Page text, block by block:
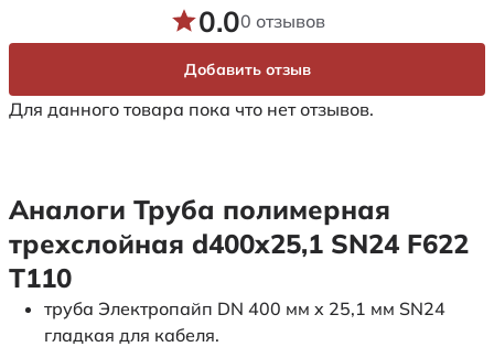
Для данного товара пока что нет отзывов.
0.00 отзывов
Добавить отзыв
Аналоги Труба полимерная
трехслойная d400х25,1 SN24 F622
Т110
труба Электропайп DN 400 мм x 25,1 мм SN24
гладкая для кабеля.